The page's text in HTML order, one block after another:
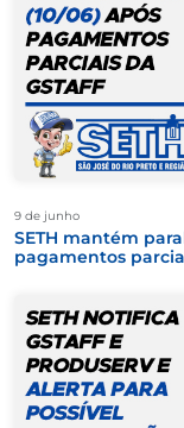
9 de junho
SETH mantém
pagamentos